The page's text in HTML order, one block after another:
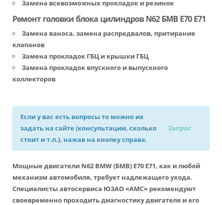
Замена всевозможных прокладок и резинок
Ремонт головки блока цилиндров N62 БМВ Е70 Е71
Замена ваноса, замена распредвалов, притирание
клапанов
Замена прокладок ГБЦ и крышки ГБЦ
Замена прокладок впускного и выпускного
коллекторов
Если у вас есть вопросы то можно их
задать на сайте (консультации, сколько
стоит и т.п.), нажав на кнопку справа.
Запрос
Мощные двигатели N62 BMW (БМВ) Е70 Е71, как и любой
механизм автомобиля, требует надлежащего ухода.
Специалисты автосервиса ЮЗАО «АМС» рекомендуют
своевременно проходить диагностику двигателя и его